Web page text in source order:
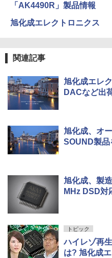
「AK4490R」製品情報
旭化成エレクトロニクス
関連記事
旭化成エレ
DACなど出
旭化成、オ
SOUND製
旭化成、製
MHz DSD対
トピック
ハイレゾ再
は? 旭化成